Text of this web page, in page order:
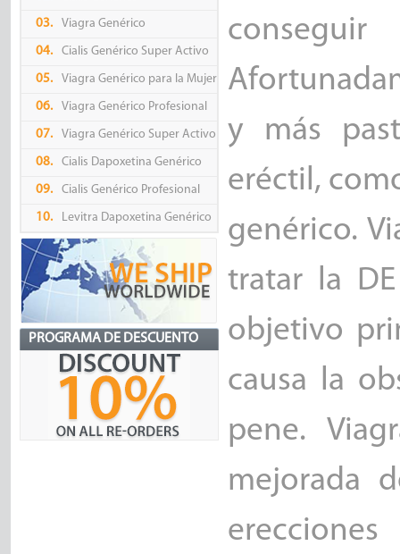
03. Viagra Genérico
04. Cialis Genérico Super Activo
05. Viagra Genérico para la Mujer
06. Viagra Genérico Profesional
07. Viagra Genérico Super Activo
08. Cialis Dapoxetina Genérico
09. Cialis Genérico Profesional
10. Levitra Dapoxetina Genérico
PROGRAMA DE DESCUENTO
y más
eréctil,
genérico.
tratar la
objetivo
causa la
pene.
mejorada